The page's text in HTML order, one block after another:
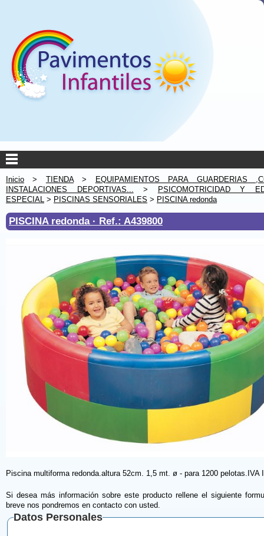
Inicio > TIENDA>
EQUIPAMIENTOS PARA GUARDERIAS
INSTALACIONES DEPORTIVAS... >
PSICOMOTRICIDAD Y
ESPECIAL > PISCINAS SENSORIALES > PISCINA redonda
PISCINA redonda · Ref.: A439800
Piscina multiforma redonda.altura 52cm. 1,5 mt. ø - para 1200 pelotas.IVA
Si desea más información sobre este producto rellene el siguiente
breve nos pondremos en contacto con usted.
Datos Personales